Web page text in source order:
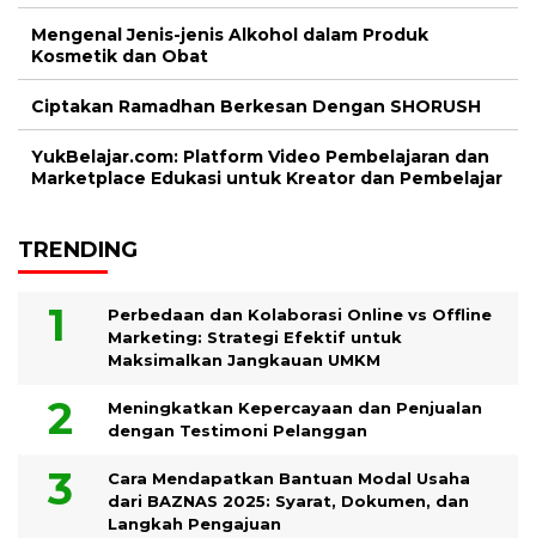
Mengenal Jenis-jenis Alkohol dalam Produk
Kosmetik dan Obat
Ciptakan Ramadhan Berkesan Dengan SHORUSH
YukBelajar.com: Platform Video Pembelajaran dan
Marketplace Edukasi untuk Kreator dan Pembelajar
TRENDING
Perbedaan dan Kolaborasi Online vs Offline
Marketing: Strategi Efektif untuk
Maksimalkan Jangkauan UMKM
Meningkatkan Kepercayaan dan Penjualan
dengan Testimoni Pelanggan
Cara Mendapatkan Bantuan Modal Usaha
dari BAZNAS 2025: Syarat, Dokumen, dan
Langkah Pengajuan